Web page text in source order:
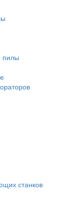
пилы
станков